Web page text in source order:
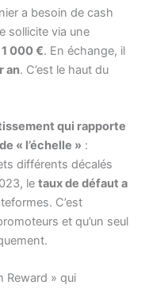
a besoin de cash
sollicite via une
000 €. En échange, il
an. C’est le haut du
qui rapporte
« l’échelle » :
différents décalés
le taux de défaut a
C’est
et qu’un seul
Reward » qui